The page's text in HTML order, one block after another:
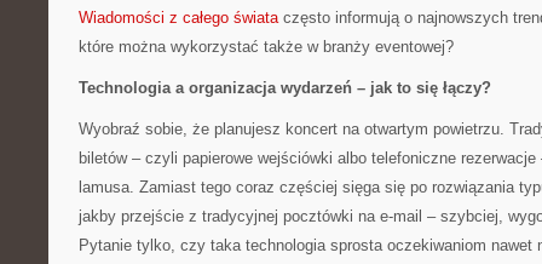
Wiadomości z całego świataczęsto informują o najnowszych
które można wykorzystać także w branży eventowej?
Technologia a organizacja wydarzeń – jak to się łączy?
Wyobraź sobie, że planujesz koncert na otwartym powietrzu.
biletów – czyli papierowe wejściówki albo telefoniczne
lamusa. Zamiast tego coraz częściej sięga się po rozwiązania
jakby przejście z tradycyjnej pocztówki na e-mail – szybciej,
Pytanie tylko, czy taka technologia sprosta oczekiwaniom nawet